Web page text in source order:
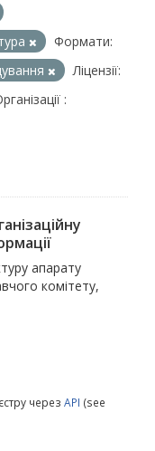
Формати:
Ліцензії:
:
апарату
комітету,
через API (see